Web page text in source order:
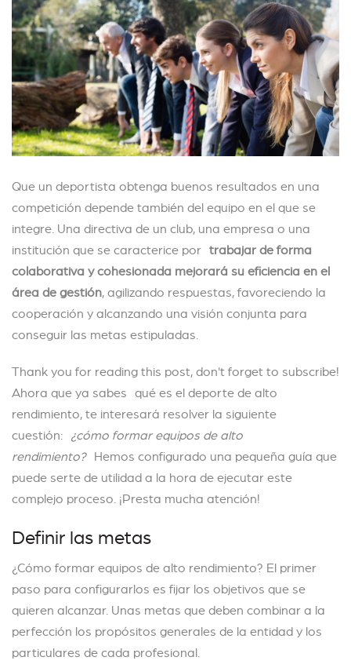
Que un deportista obtenga buenos resultados en una
competición depende también del equipo en el que se
integre. Una directiva de un club, una empresa o una
institución que se caracterice por trabajar de forma
colaborativa y cohesionada mejorará su eficiencia en el
área de gestión, agilizando respuestas, favoreciendo la
cooperación y alcanzando una visión conjunta para
conseguir las metas estipuladas.
Thank you for reading this post, don't forget to subscribe!
Ahora que ya sabes qué es el deporte de alto
rendimiento, te interesará resolver la siguiente
cuestión: ¿cómo formar equipos de alto
rendimiento?Hemos configurado una pequeña guía que
puede serte de utilidad a la hora de ejecutar este
complejo proceso. ¡Presta mucha atención!
Definir las metas
¿Cómo formar equipos de alto rendimiento? El primer
paso para configurarlos es fijar los objetivos que se
quieren alcanzar. Unas metas que deben combinar a la
perfección los propósitos generales de la entidad y los
particulares de cada profesional.